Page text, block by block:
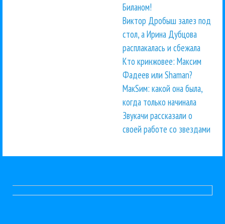
Биланом!
Виктор Дробыш залез под
стол, а Ирина Дубцова
расплакалась и сбежала
Кто кринжовее: Максим
Фадеев или Shaman?
МакSим: какой она была,
когда только начинала
Звукачи рассказали о
своей работе со звездами